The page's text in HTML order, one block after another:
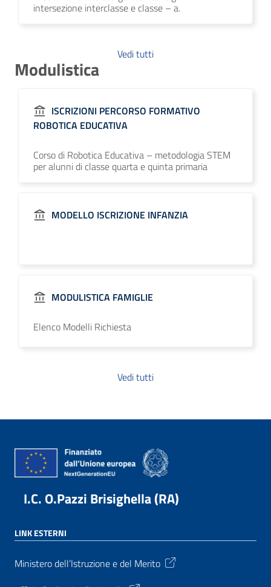
intersezione interclasse e classe – a.
Vedi tutti
Modulistica
ISCRIZIONI PERCORSO FORMATIVO
ROBOTICA EDUCATIVA
Corso di Robotica Educativa – metodologia STEM
per alunni di classe quarta e quinta primaria
MODELLO ISCRIZIONE INFANZIA
MODULISTICA FAMIGLIE
Elenco Modelli Richiesta
Vedi tutti
I.C. O.Pazzi Brisighella (RA)
LINK ESTERNI
Ministero dell’Istruzione e del Merito